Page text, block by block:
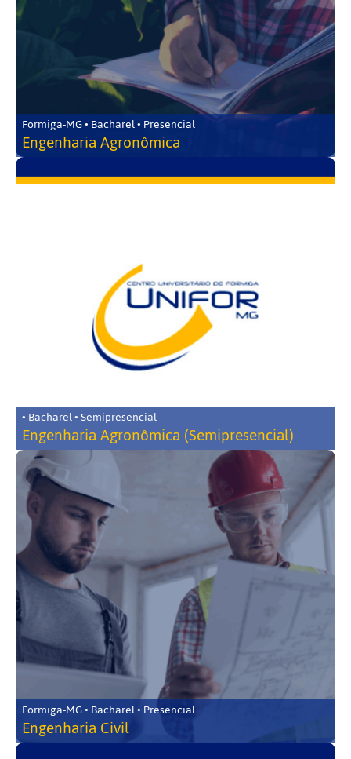
Formiga-MG • Bacharel • Presencial
Engenharia Agronômica
• Bacharel • Semipresencial
Engenharia Agronômica (Semipresencial)
Formiga-MG • Bacharel • Presencial
Engenharia Civil